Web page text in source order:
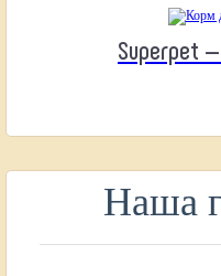
Superpet
Наша